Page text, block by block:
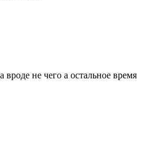
не чего а остальное время